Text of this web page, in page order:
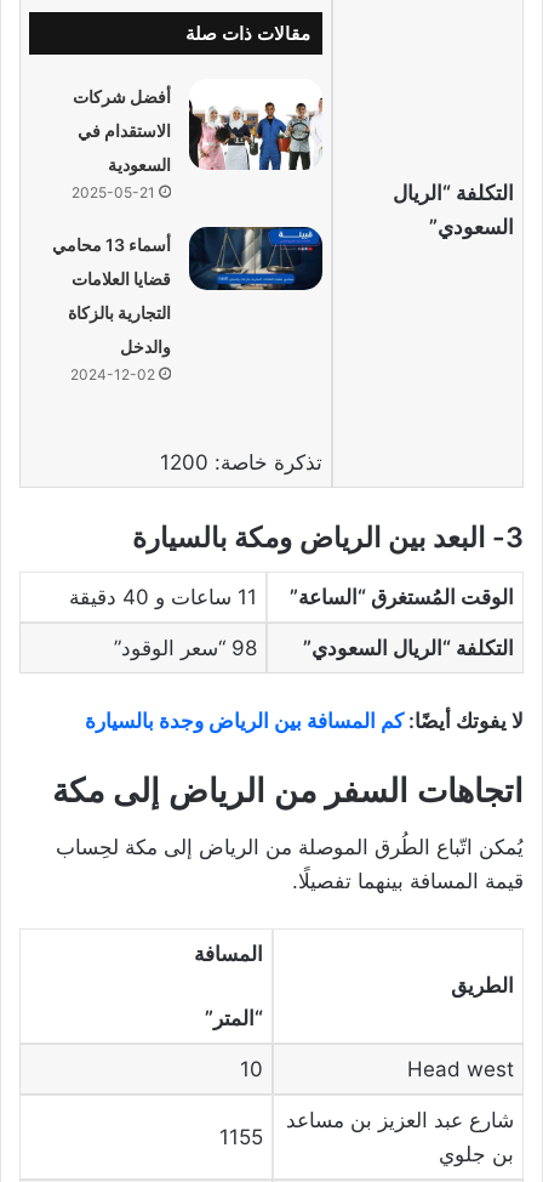
التكلفة “الريال
السعودي”
مقالات ذات صلة
أفضل شركات
الاستقدام في
السعودية
2025-05-21
أسماء 13 محامي
قضايا العلامات
التجارية بالزكاة
والدخل
2024-12-02
تذكرة خاصة: 1200
3- البعد بين الرياض ومكة بالسيارة
الوقت المُستغرق “الساعة” 11 ساعات و 40 دقيقة
التكلفة “الريال السعودي” 98 “سعر الوقود”
لا يفوتك أيضًا:كم المسافة بين الرياض وجدة بالسيارة
اتجاهات السفر من الرياض إلى مكة
يُمكن اتّباع الطُرق الموصلة من الرياض إلى مكة لحِساب
قيمة المسافة بينهما تفصيلًا.
الطريق
المسافة
“المتر”
Head west
10
شارع عبد العزيز بن مساعد
بن جلوي
1155